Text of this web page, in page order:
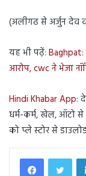
(अलीगढ से अर्जुन देव
यह भी पढ़ें: Baghpat:
आरोप, cwc ने भेजा
Hindi Khabar App:
धर्म-कर्म, खेल, ऑटो
को प्ले स्टोर से